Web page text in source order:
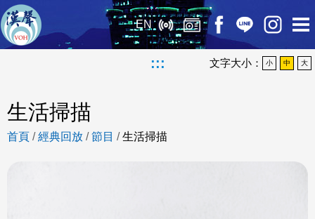
EN
::: 文字大小： 小 中 大
生活掃描
首頁 /經典回放 /節目 /生活掃描